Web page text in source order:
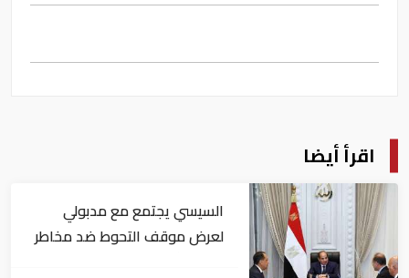
اقرأ أيضا
السيسي يجتمع مع مدبولي
لعرض موقف التحوط ضد مخاطر